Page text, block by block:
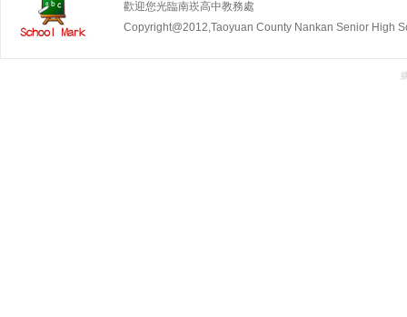
歡迎您光臨南崁高中教務處
Copyright@2012,Taoyuan County Nankan Senior High